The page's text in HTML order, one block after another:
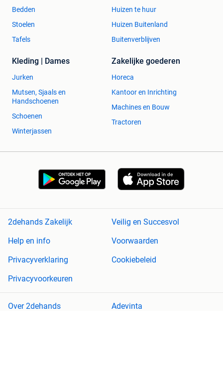
Bedden
Stoelen
Tafels
Huizen te huur
Huizen Buitenland
Buitenverblijven
Kleding | Dames
Jurken
Mutsen, Sjaals en
Handschoenen
Schoenen
Winterjassen
Zakelijke goederen
Horeca
Kantoor en Inrichting
Machines en Bouw
Tractoren
2dehands Zakelijk
Veilig en Succesvol
Help en info
Voorwaarden
Privacyverklaring
Cookiebeleid
Privacyvoorkeuren
Over 2dehands
Adevinta